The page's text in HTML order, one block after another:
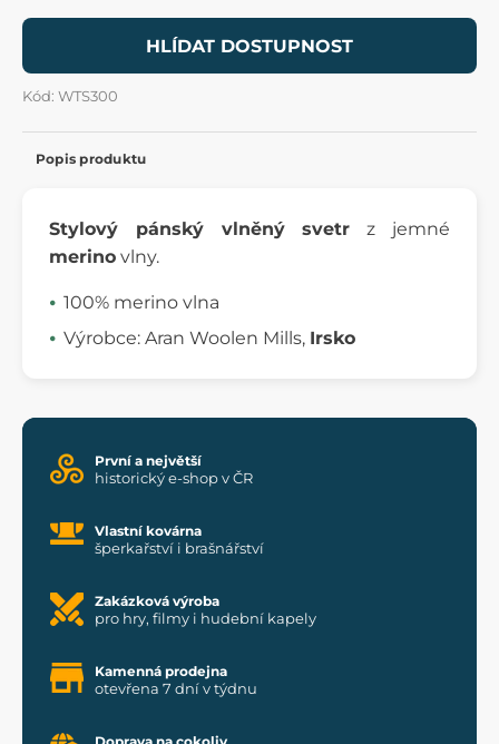
HLÍDAT DOSTUPNOST
Kód: WTS300
Popis produktu
Stylový pánský vlněný svetr z jemné
merino vlny.
100% merino vlna
Výrobce: Aran Woolen Mills, Irsko
První a největší
historický e-shop v ČR
Vlastní kovárna
šperkařství i brašnářství
Zakázková výroba
pro hry, filmy i hudební kapely
Kamenná prodejna
otevřena 7 dní v týdnu